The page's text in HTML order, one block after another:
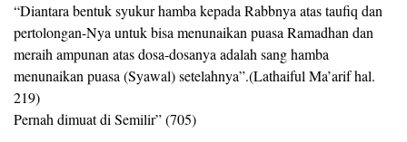
“Diantara bentuk syukur hamba kepada Rabbnya atas taufiq dan
pertolongan-Nya untuk bisa menunaikan puasa Ramadhan dan
meraih ampunan atas dosa-dosanya adalah sang hamba
menunaikan puasa (Syawal) setelahnya”.(Lathaiful Ma’arif hal.
219)
Pernah dimuat di Semilir” (705)